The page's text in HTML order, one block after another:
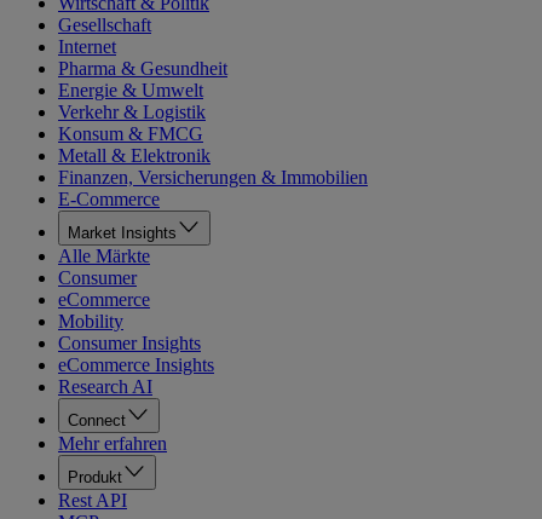
Gesellschaft
Internet
Pharma & Gesundheit
Energie & Umwelt
Verkehr & Logistik
Konsum & FMCG
Metall & Elektronik
Finanzen, Versicherungen & Immobilien
E-Commerce
Market Insights
Alle Märkte
Consumer
eCommerce
Mobility
Consumer Insights
eCommerce Insights
Research AI
Connect
Mehr erfahren
Produkt
Rest API